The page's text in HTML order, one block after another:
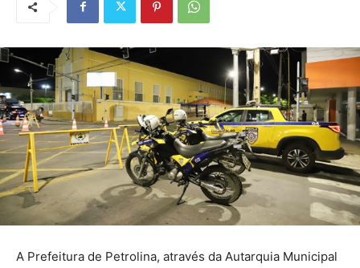
A Prefeitura de Petrolina, através da Autarquia Municipal